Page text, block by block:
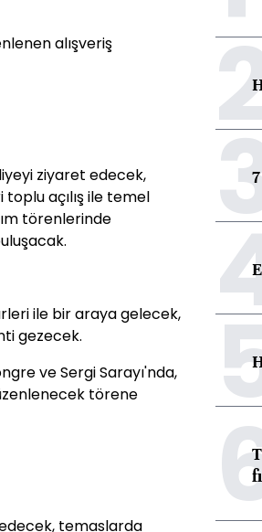
alışveriş
ziyaret edecek,
açılış ile temel
törenlerinde
ile bir araya gelecek,
gezecek.
ve Sergi Sarayı'nda,
törene
temaslarda